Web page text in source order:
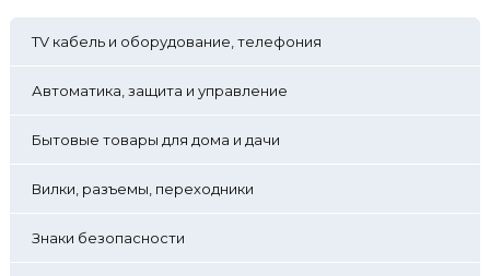
TV кабель и оборудование, телефония
Автоматика, защита и управление
Бытовые товары для дома и дачи
Вилки, разъемы, переходники
Знаки безопасности